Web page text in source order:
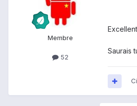
Membre
52
Saurais